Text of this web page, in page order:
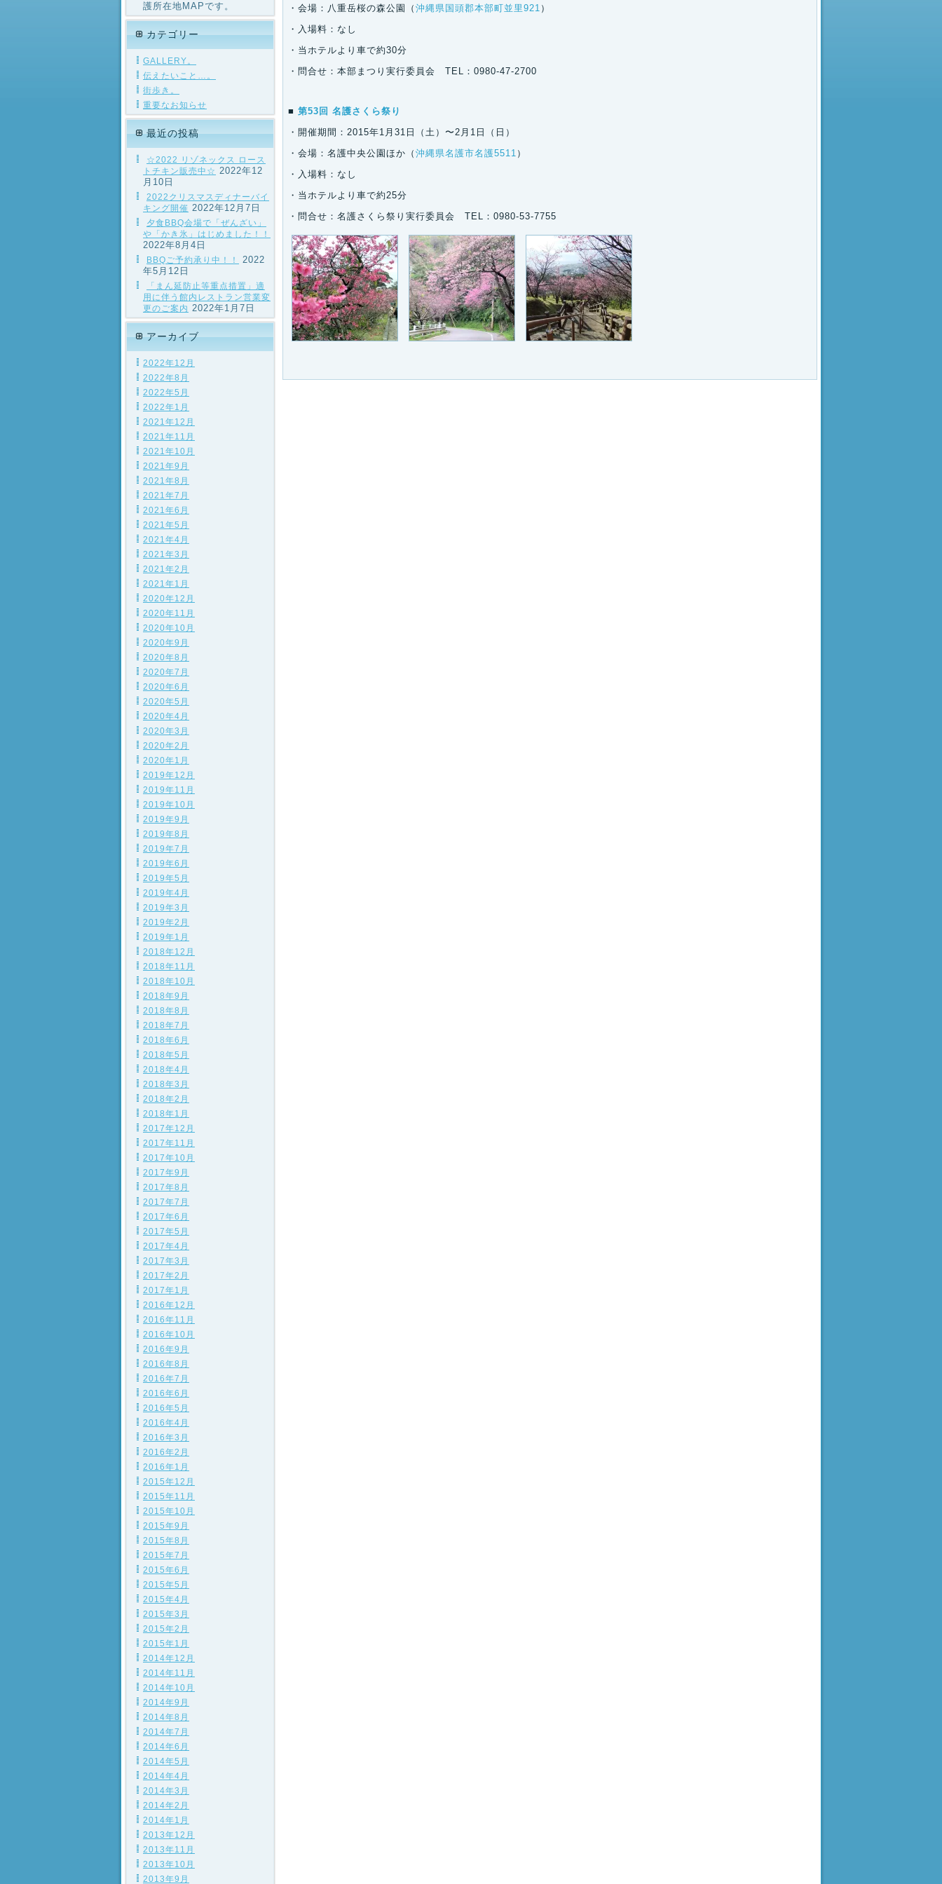
護所在地MAPです。
カテゴリー
GALLERY。
伝えたいこと…。
街歩き。
重要なお知らせ
最近の投稿
☆2022 リゾネックス ロース
トチキン販売中☆ 2022年12
月10日
2022クリスマスディナーバイ
キング開催 2022年12月7日
夕食BBQ会場で「ぜんざい」
や「かき氷」はじめました！！
2022年8月4日
BBQご予約承り中！！
2022
年5月12日
「まん延防止等重点措置」適
用に伴う館内レストラン営業変
更のご案内 2022年1月7日
アーカイブ
2022年12月
2022年8月
2022年5月
2022年1月
2021年12月
2021年11月
2021年10月
2021年9月
2021年8月
2021年7月
2021年6月
2021年5月
2021年4月
2021年3月
2021年2月
2021年1月
2020年12月
2020年11月
2020年10月
2020年9月
2020年8月
2020年7月
2020年6月
2020年5月
2020年4月
2020年3月
2020年2月
2020年1月
2019年12月
2019年11月
2019年10月
2019年9月
2019年8月
2019年7月
2019年6月
2019年5月
2019年4月
2019年3月
2019年2月
2019年1月
2018年12月
2018年11月
2018年10月
2018年9月
2018年8月
2018年7月
2018年6月
2018年5月
2018年4月
2018年3月
2018年2月
2018年1月
2017年12月
2017年11月
2017年10月
2017年9月
2017年8月
2017年7月
2017年6月
2017年5月
2017年4月
2017年3月
2017年2月
2017年1月
2016年12月
2016年11月
2016年10月
2016年9月
2016年8月
2016年7月
2016年6月
2016年5月
2016年4月
2016年3月
2016年2月
2016年1月
2015年12月
2015年11月
2015年10月
2015年9月
2015年8月
2015年7月
2015年6月
2015年5月
2015年4月
2015年3月
2015年2月
2015年1月
2014年12月
2014年11月
2014年10月
2014年9月
2014年8月
2014年7月
2014年6月
2014年5月
2014年4月
2014年3月
2014年2月
2014年1月
2013年12月
2013年11月
2013年10月
2013年9月
・会場：八重岳桜の森公園（ 沖縄県国頭郡本部町並里921 ）
・入場料：なし
・当ホテルより車で約30分
・問合せ：本部まつり実行委員会 TEL：0980-47-2700
■ 第53回 名護さくら祭り
・開催期間：2015年1月31日（土）〜2月1日（日）
・会場：名護中央公園ほか（ 沖縄県名護市名護5511 ）
・入場料：なし
・当ホテルより車で約25分
・問合せ：名護さくら祭り実行委員会 TEL：0980-53-7755